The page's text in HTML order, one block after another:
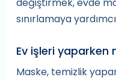
değiştirmek, evde
sınırlamaya
Ev işleri yaparken
Maske, temizlik